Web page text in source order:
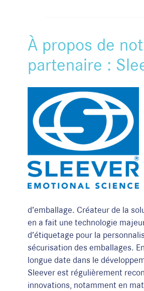
À propos de
partenaire :
d’emballage. Créateur de la
en a fait une technologie
d’étiquetage pour la
sécurisation des emballages.
longue date dans le
Sleever est régulièrement
innovations, notamment en